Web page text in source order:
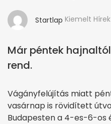
Startlap Kiemelt Hírek
Már péntek
rend.
Vágányfelújítás miatt
vasárnap is rövidített
Budapesten a 4-es-6-os